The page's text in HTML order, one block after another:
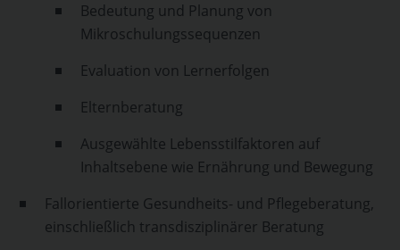
Bedeutung und Planung von
Mikroschulungssequenzen
Evaluation von Lernerfolgen
Elternberatung
Ausgewählte Lebensstilfaktoren auf
Inhaltsebene wie Ernährung und Bewegung
Fallorientierte Gesundheits- und Pflegeberatung,
einschließlich transdisziplinärer Beratung